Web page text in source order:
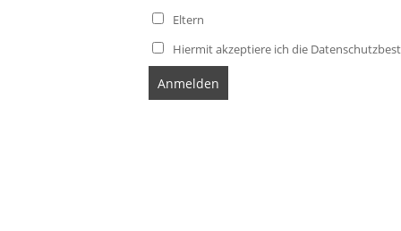
Eltern
Hiermit akzeptiere ich die